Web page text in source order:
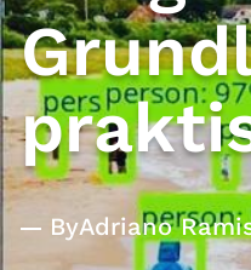
ByAdriano